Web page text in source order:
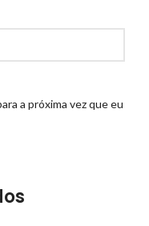
a próxima vez que eu